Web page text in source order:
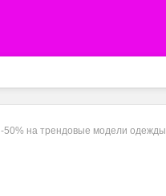
на трендовые модели одежды